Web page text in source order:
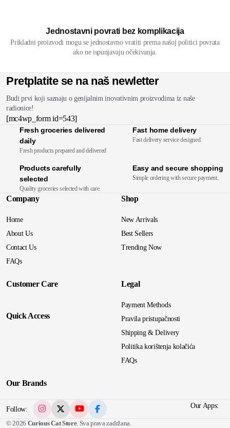
Jednostavni povrati bez komplikacija
Prikladni proizvodi mogu se jednostavno vratiti prema našoj politici povrata
ako ne ispunjavaju očekivanja.
Pretplatite se na naš newletter
Budi prvi koji saznaju o genijalnim inovativnim proizvodima iz naše
radionice!
[mc4wp_form id=543]
Fresh groceries delivered
daily
Fresh products prepared and delivered
Fast home delivery
Fast delivery service designed.
Products carefully
selected
Quality groceries selected with care.
Easy and secure shopping
Simple ordering with secure payment.
Company
Home
About Us
Contact Us
FAQs
Shop
New Arrivals
Best Sellers
Trending Now
Customer Care
Quick Access
Legal
Payment Methods
Pravila pristupačnosti
Shipping & Delivery
Politika korištenja kolačića
FAQs
Our Brands
Follow: Our Apps:
© 2026 Curious Cat Store. Sva prava zadržana.